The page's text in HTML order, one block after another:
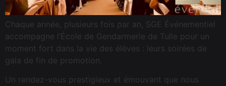
Chaque année, plusieurs fois par an, SGE Événementiel
accompagne l’École de Gendarmerie de Tulle pour un
moment fort dans la vie des élèves : leurs soirées de
gala de fin de promotion.
Un rendez-vous prestigieux et émouvant que nous